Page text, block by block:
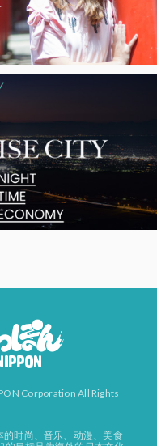
Corporation All Rights
的时尚、音乐、动漫、美食